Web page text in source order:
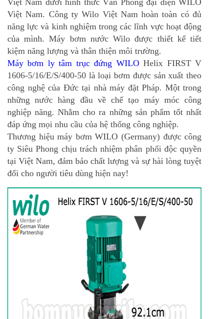
Việt Nam dưới hình thức Văn Phòng đại diện WILO
Việt Nam. Công ty Wilo Việt Nam hoàn toàn có đủ
năng lực và kinh nghiệm trong các lĩnh vực hoạt động
của mình. Máy bơm nước Wilo được thiết kế tiết
kiệm năng lượng và thân thiện môi trường.
Máy bơm ly tâm trục đứng WILO Helix FIRST V
1606-5/16/E/S/400-50 là loại bơm được sản xuất theo
công nghệ của Đức tại nhà máy đặt Pháp. Một trong
những nước hàng đầu về chế tạo máy móc công
nghiệp năng. Nhằm cho ra những sản phẩm tốt nhất
đáp ứng mọi nhu cầu của hệ thống công nghiệp.
Thương hiệu máy bơm WILO (Germany) được công
ty Siêu Phong chịu trách nhiệm phân phối độc quyền
tại Việt Nam, đảm bảo chất lượng và sự hài lòng tuyệt
đối cho người tiêu dùng hiện nay!